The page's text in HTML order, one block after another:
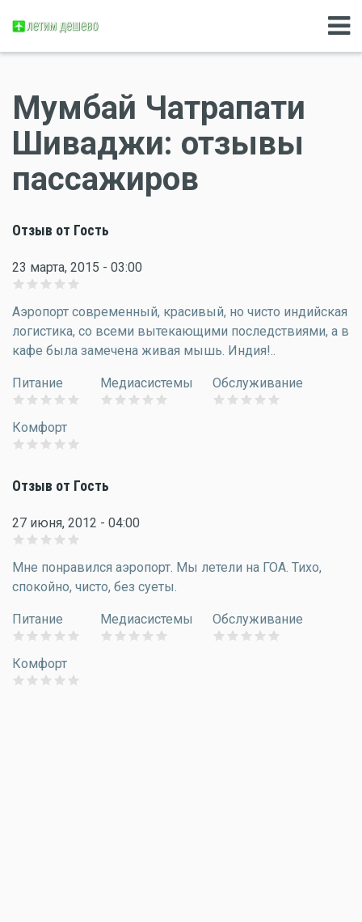
Мумбай Чатрапати
Шиваджи: отзывы
пассажиров
Отзыв от Гость
23 марта, 2015 - 03:00
Аэропорт современный, красивый, но чисто индийская
логистика, со всеми вытекающими последствиями, а в
кафе была замечена живая мышь. Индия!..
Питание Медиасистемы Обслуживание
Комфорт
Отзыв от Гость
27 июня, 2012 - 04:00
Мне понравился аэропорт. Мы летели на ГОА. Тихо,
спокойно, чисто, без суеты.
Питание Медиасистемы Обслуживание
Комфорт